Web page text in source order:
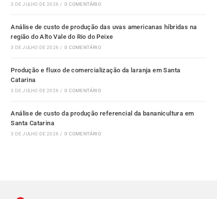
3 DE JULHO DE 2026 / 0 COMENTÁRIO
Análise de custo de produção das uvas americanas híbridas na
região do Alto Vale do Rio do Peixe
3 DE JULHO DE 2026 / 0 COMENTÁRIO
Produção e fluxo de comercialização da laranja em Santa
Catarina
3 DE JULHO DE 2026 / 0 COMENTÁRIO
Análise de custo da produção referencial da bananicultura em
Santa Catarina
3 DE JULHO DE 2026 / 0 COMENTÁRIO